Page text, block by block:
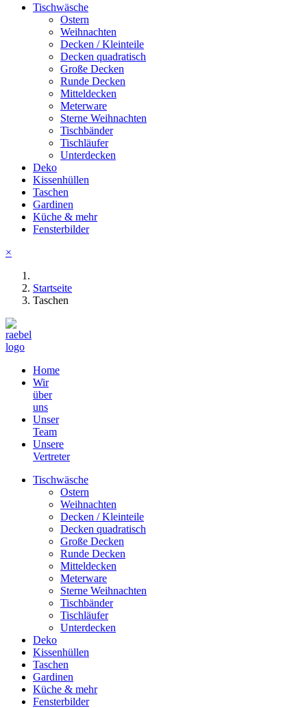
Tischwäsche
Ostern
Weihnachten
Decken / Kleinteile
Decken quadratisch
Große Decken
Runde Decken
Mitteldecken
Meterware
Sterne Weihnachten
Tischbänder
Tischläufer
Unterdecken
Deko
Kissenhüllen
Taschen
Gardinen
Küche & mehr
Fensterbilder
×
Startseite
Taschen
Home
Wir
über
uns
Unser
Team
Unsere
Vertreter
Tischwäsche
Ostern
Weihnachten
Decken / Kleinteile
Decken quadratisch
Große Decken
Runde Decken
Mitteldecken
Meterware
Sterne Weihnachten
Tischbänder
Tischläufer
Unterdecken
Deko
Kissenhüllen
Taschen
Gardinen
Küche & mehr
Fensterbilder